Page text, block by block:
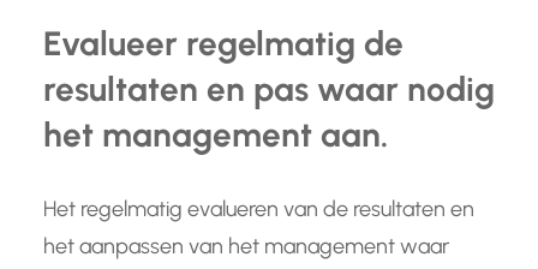
Evalueer regelmatig de
resultaten en pas waar nodig
het management aan.
Het regelmatig evalueren van de resultaten en
het aanpassen van het management waar